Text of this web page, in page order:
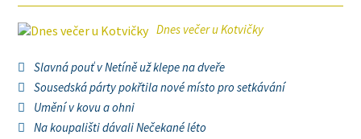
Dnes večer u Kotvičky
Slavná pouť v Netíně už klepe na dveře
Sousedská párty pokřtila nové místo pro setkávání
Umění v kovu a ohni
Na koupališti dávali Nečekané léto